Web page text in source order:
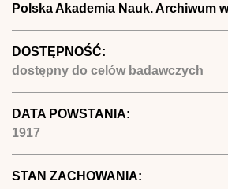
Polska Akademia Nauk. Archiwum
DOSTĘPNOŚĆ:
dostępny do celów badawczych
DATA POWSTANIA:
1917
STAN ZACHOWANIA: